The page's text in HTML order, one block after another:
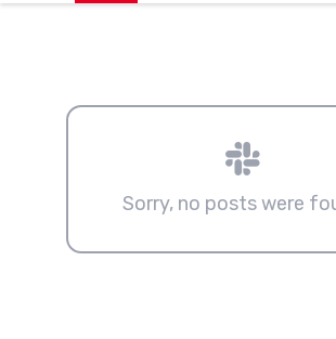
Sorry, no posts were